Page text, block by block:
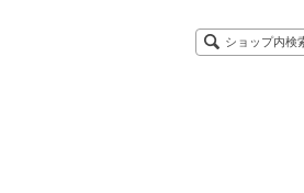
ショップ内検